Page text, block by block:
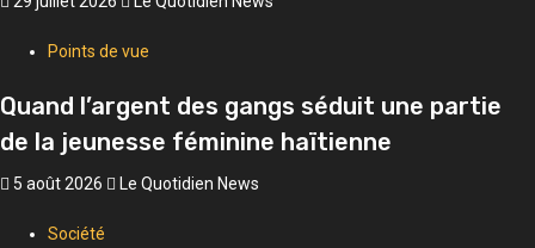
Points de vue
Quand l’argent des gangs séduit une partie
de la jeunesse féminine haïtienne
5 août 2026 Le Quotidien News
Société